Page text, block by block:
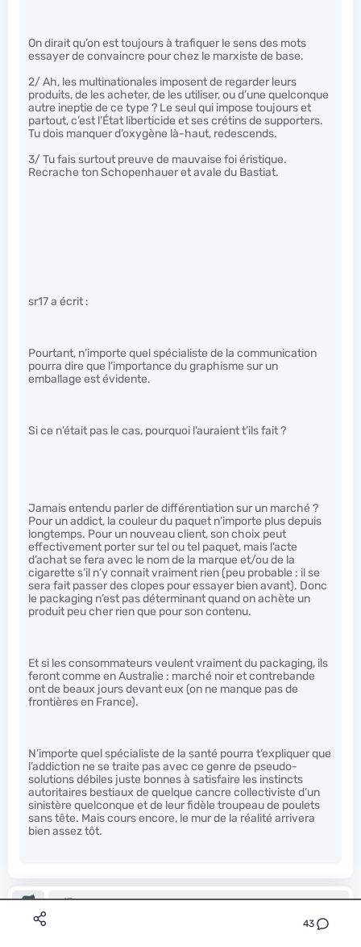
43
On dirait qu’on est toujours à trafiquer le sens des mots
essayer de convaincre pour chez le marxiste de base.
2/ Ah, les multinationales imposent de regarder leurs
produits, de les acheter, de les utiliser, ou d’une quelconque
autre ineptie de ce type ? Le seul qui impose toujours et
partout, c’est l’État liberticide et ses crétins de supporters.
Tu dois manquer d’oxygène là-haut, redescends.
3/ Tu fais surtout preuve de mauvaise foi éristique.
Recrache ton Schopenhauer et avale du Bastiat.
sr17 a écrit :
Pourtant, n’importe quel spécialiste de la communication
pourra dire que l’importance du graphisme sur un
emballage est évidente.
Si ce n’était pas le cas, pourquoi l’auraient t’ils fait ?
Jamais entendu parler de différentiation sur un marché ?
Pour un addict, la couleur du paquet n’importe plus depuis
longtemps. Pour un nouveau client, son choix peut
effectivement porter sur tel ou tel paquet, mais l’acte
d’achat se fera avec le nom de la marque et/ou de la
cigarette s’il n’y connait vraiment rien (peu probable : il se
sera fait passer des clopes pour essayer bien avant). Donc
le packaging n’est pas déterminant quand on achète un
produit peu cher rien que pour son contenu.
Et si les consommateurs veulent vraiment du packaging, ils
feront comme en Australie : marché noir et contrebande
ont de beaux jours devant eux (on ne manque pas de
frontières en France).
N’importe quel spécialiste de la santé pourra t’expliquer que
l’addiction ne se traite pas avec ce genre de pseudo-
solutions débiles juste bonnes à satisfaire les instincts
autoritaires bestiaux de quelque cancre collectiviste d’un
sinistère quelconque et de leur fidèle troupeau de poulets
sans tête. Mais cours encore, le mur de la réalité arrivera
bien assez tôt.
sr17